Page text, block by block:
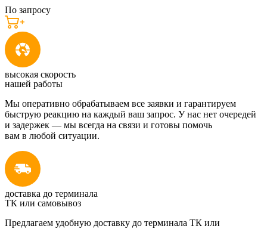
По запросу
высокая скорость
нашей работы
Мы оперативно обрабатываем все заявки и гарантируем
быструю реакцию на каждый ваш запрос. У нас нет очередей
и задержек — мы всегда на связи и готовы помочь
вам в любой ситуации.
доставка до терминала
ТК или самовывоз
Предлагаем удобную доставку до терминала ТК или